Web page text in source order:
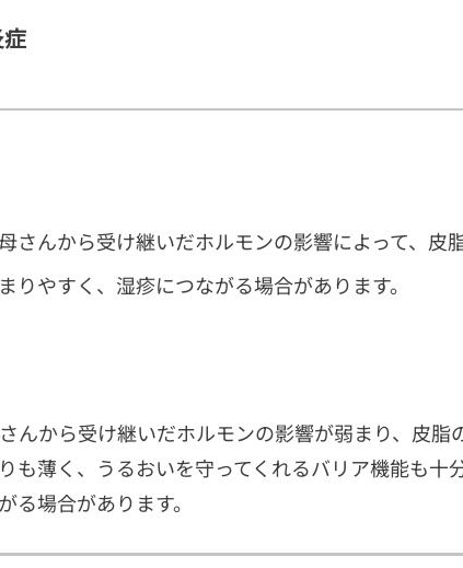
さんから受け継いだホルモンの影響によって、皮
りやすく、湿疹につながる場合があります。
んから受け継いだホルモンの影響が弱まり、皮脂
も薄く、うるおいを守ってくれるバリア機能も十
場合があります。